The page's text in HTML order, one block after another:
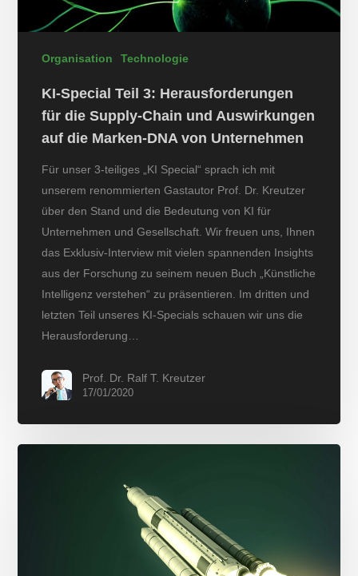
Organisation Technologie
KI-Special Teil 3: Herausforderungen
für die Supply-Chain und Auswirkungen
auf die Marken-DNA von Unternehmen
Für unser 3-teiliges „KI Special“ sprach ich mit
unserem renommierten Gastautor Prof. Dr. Kreutzer
über den Stand und die Bedeutung von KI für
Unternehmen und Gesellschaft. Wir freuen uns, Ihnen
das Exklusiv-Interview mit vielen spannenden Insights
aus der Forschung zu seinem neuen Buch „Künstliche
Intelligenz verstehen“ zu präsentieren. Im dritten und
letzten Teil unseres KI-Specials schauen wir uns die
Herausforderung…
Prof. Dr. Ralf T. Kreutzer
17/01/2020